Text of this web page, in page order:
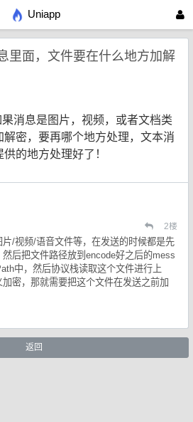
Uniapp
里面，文件要在什么地方加解
消息是图片，视频，或者文档类
密，要再哪个地方处理，文本消
的地方处理好了！
2楼
/视频/语音文件等，在发送的时候都是先
后把文件路径放到encode好之后的mess
中，然后协议栈读取这个文件进行上
密，那就需要把这个文件在发送之前加
返回